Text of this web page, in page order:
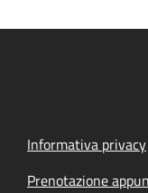
Informativa privacy
Prenotazione